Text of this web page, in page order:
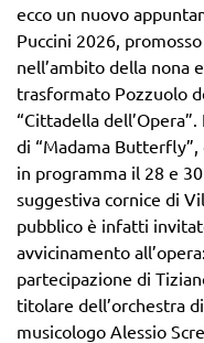
ecco un nuovo
Puccini 2026,
nell’ambito della nona
trasformato Pozzuolo
“Cittadella
di “Madama Butterfly”,
in programma il 28 e
suggestiva cornice di
pubblico è infatti
avvicinamento
partecipazione di
titolare dell’orchestra
musicologo Alessio